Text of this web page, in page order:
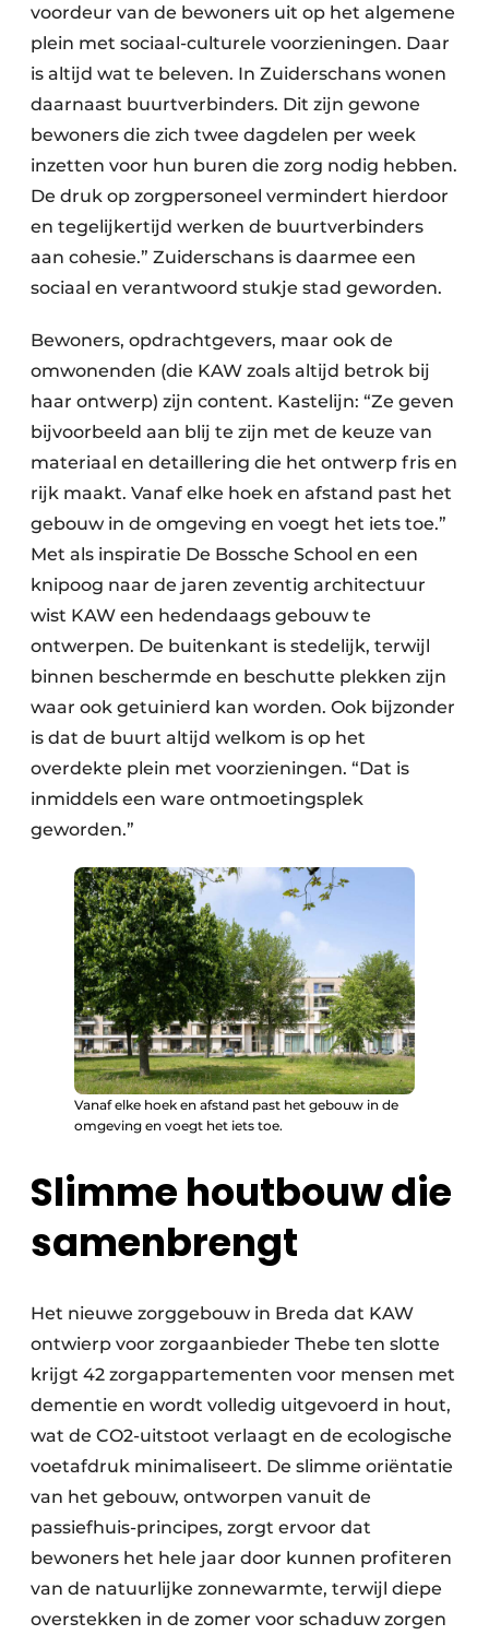
voordeur van de bewoners uit op het algemene
plein met sociaal-culturele voorzieningen. Daar
is altijd wat te beleven. In Zuiderschans wonen
daarnaast buurtverbinders. Dit zijn gewone
bewoners die zich twee dagdelen per week
inzetten voor hun buren die zorg nodig hebben.
De druk op zorgpersoneel vermindert hierdoor
en tegelijkertijd werken de buurtverbinders
aan cohesie.” Zuiderschans is daarmee een
sociaal en verantwoord stukje stad geworden.
Bewoners, opdrachtgevers, maar ook de
omwonenden (die KAW zoals altijd betrok bij
haar ontwerp) zijn content. Kastelijn: “Ze geven
bijvoorbeeld aan blij te zijn met de keuze van
materiaal en detaillering die het ontwerp fris en
rijk maakt. Vanaf elke hoek en afstand past het
gebouw in de omgeving en voegt het iets toe.”
Met als inspiratie De Bossche School en een
knipoog naar de jaren zeventig architectuur
wist KAW een hedendaags gebouw te
ontwerpen. De buitenkant is stedelijk, terwijl
binnen beschermde en beschutte plekken zijn
waar ook getuinierd kan worden. Ook bijzonder
is dat de buurt altijd welkom is op het
overdekte plein met voorzieningen. “Dat is
inmiddels een ware ontmoetingsplek
geworden.”
Vanaf elke hoek en afstand past het gebouw in de
omgeving en voegt het iets toe.
Slimme houtbouw die
samenbrengt
Het nieuwe zorggebouw in Breda dat KAW
ontwierp voor zorgaanbieder Thebe ten slotte
krijgt 42 zorgappartementen voor mensen met
dementie en wordt volledig uitgevoerd in hout,
wat de CO2-uitstoot verlaagt en de ecologische
voetafdruk minimaliseert. De slimme oriëntatie
van het gebouw, ontworpen vanuit de
passiefhuis-principes, zorgt ervoor dat
bewoners het hele jaar door kunnen profiteren
van de natuurlijke zonnewarmte, terwijl diepe
overstekken in de zomer voor schaduw zorgen